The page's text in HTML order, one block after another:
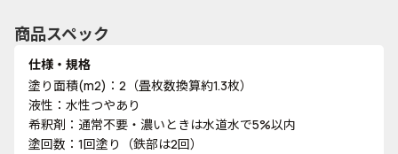
商品スペック
仕様・規格
塗り面積(m2)：2（畳枚数換算約1.3枚）
液性：水性つやあり
希釈剤：通常不要・濃いときは水道水で5%以内
塗回数：1回塗り（鉄部は2回）